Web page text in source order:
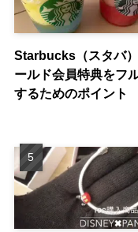
Starbucks（スタバ
ールド会員特典をフ
するためのポイント